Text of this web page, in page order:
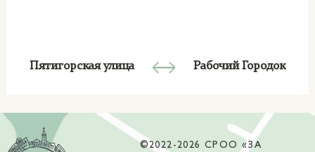
Пятигорская улица Рабочий Городок
©2022-2026 СРОО «ЗА